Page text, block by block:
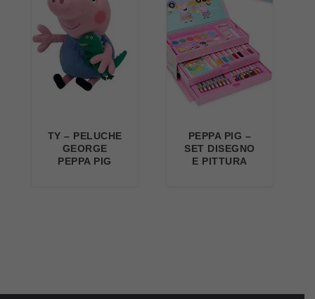
TY – PELUCHE
GEORGE
PEPPA PIG
PEPPA PIG –
SET DISEGNO
E PITTURA